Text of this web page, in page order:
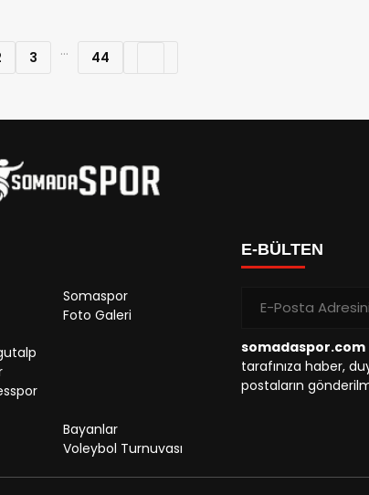
3 ... 44
Somaspor
Foto Galeri
Bayanlar
Voleybol Turnuvası
E-BÜLTEN
somadaspor.com
tarafınıza haber,
postaların